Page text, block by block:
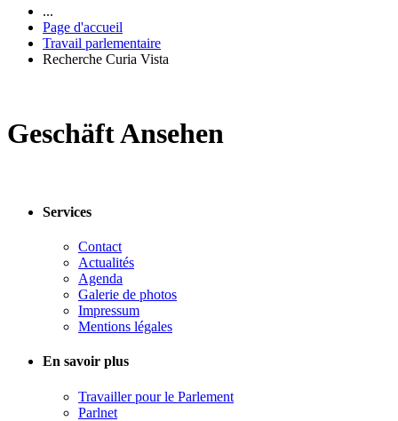
...
Page d'accueil
Travail parlementaire
Recherche Curia Vista
Geschäft Ansehen
Services
Contact
Actualités
Agenda
Galerie de photos
Impressum
Mentions légales
En savoir plus
Travailler pour le Parlement
Parlnet